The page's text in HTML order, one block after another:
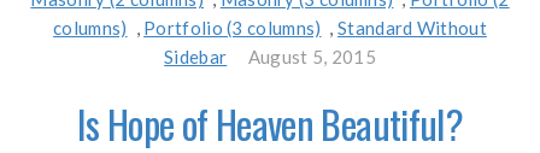
columns) , Portfolio (3 columns) ,Standard Without
Sidebar
August 5, 2015
Is Hope of Heaven Beautiful?